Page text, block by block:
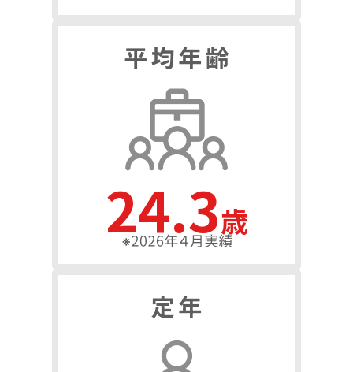
35.6歳